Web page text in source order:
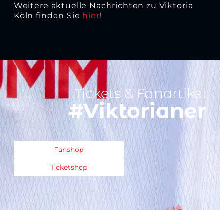
Weitere aktuelle Nachrichten zu Viktoria
Köln finden Sie hier!
Tickets & Fanartikel
#Viktorianer
Fanshop
Ticketshop